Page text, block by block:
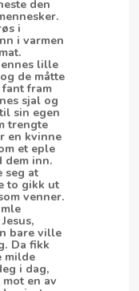
den
i
i varmen
lille
de måtte
fram
sjal og
sin egen
trengte
en kvinne
et eple
dem inn.
seg at
to gikk ut
venner.
bare ville
Da fikk
milde
i dag,
en av